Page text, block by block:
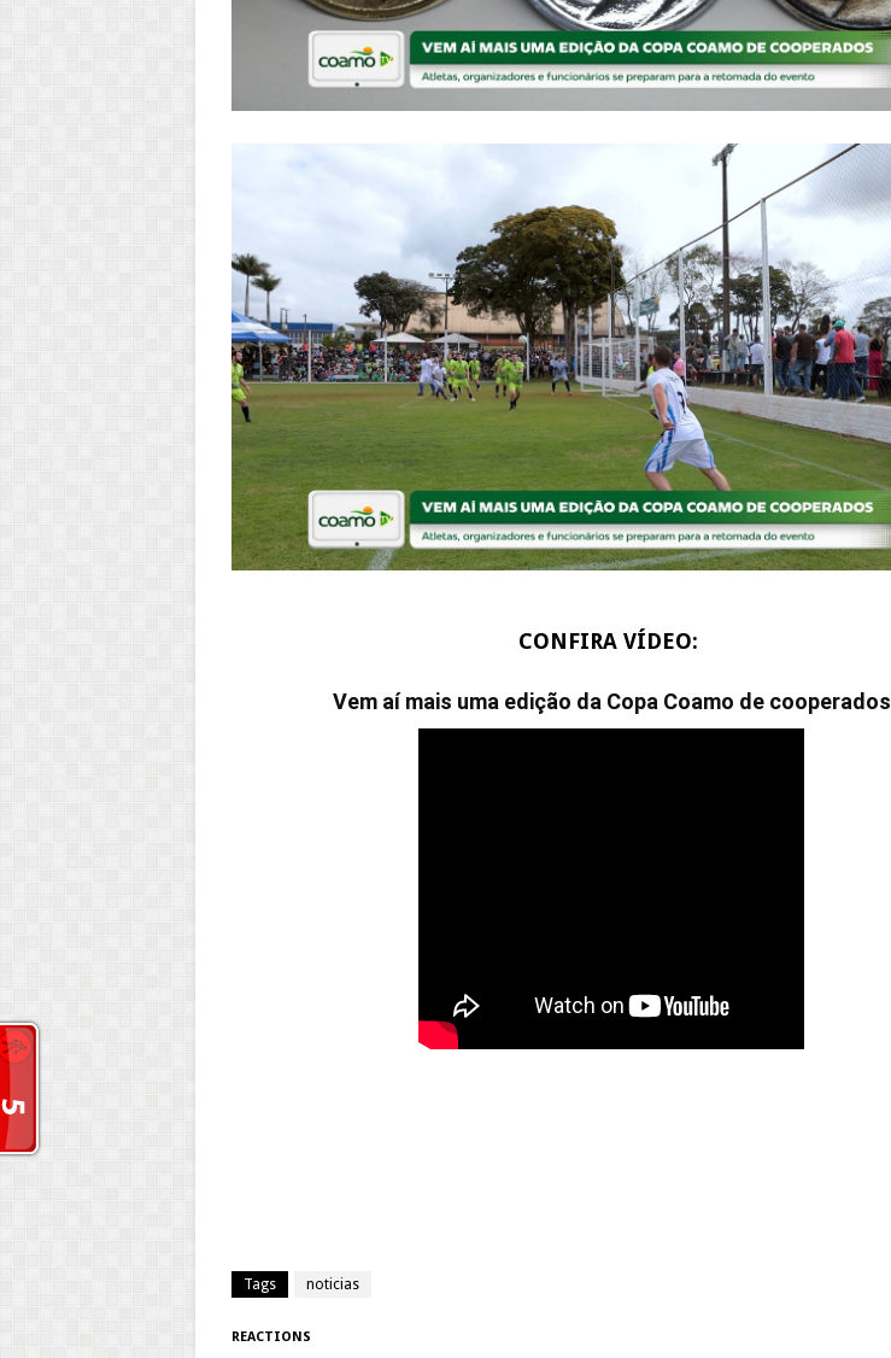
CONFIRA VÍDEO:
Vem aí mais uma edição da Copa Coamo de cooperados
Tags noticias
REACTIONS